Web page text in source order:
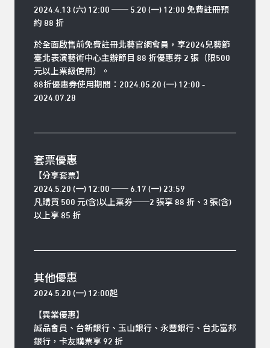
2024.4.13 (六) 12:00 ── 5.20 (一) 12:00 免費註冊預
約 88 折
於全面啟售前免費註冊北藝官網會員，享2024兒藝節
臺北表演藝術中心主辦節目 88 折優惠券 2 張（限500
元以上票級使用）。
88折優惠券使用期間：2024.05.20 (一) 12:00 -
2024.07.28
套票優惠
【分享套票】
2024.5.20 (一) 12:00 ── 6.17 (一) 23:59
凡購買 500 元(含)以上票券──2 張享 88 折、 3 張(含)
以上享 85 折
其他優惠
2024.5.20 (一) 12:00起
【異業優惠】
誠品會員、台新銀行、玉山銀行、永豐銀行、台北富邦
銀行，卡友購票享 92 折